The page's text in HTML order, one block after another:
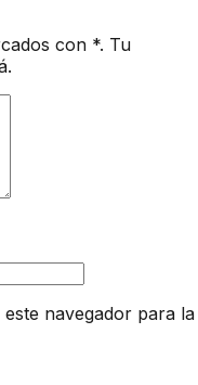
con *. Tu
navegador para la